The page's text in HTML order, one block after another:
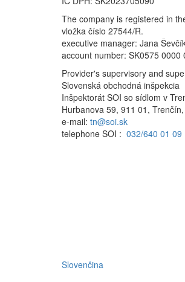
The company is registered in
vložka číslo 27544/R.
executive manager: Jana
account number: SK0575 0000
Provider's supervisory and
Slovenská obchodná inšpekcia
Inšpektorát SOI so sídlom v
Hurbanova 59, 911 01,
e-mail: tn@soi.sk
telephone SOI : 032/640 01 09
Slovenčina